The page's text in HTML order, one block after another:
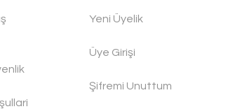
Yeni Üyelik
Üye Girişi
Şifremi Unuttum